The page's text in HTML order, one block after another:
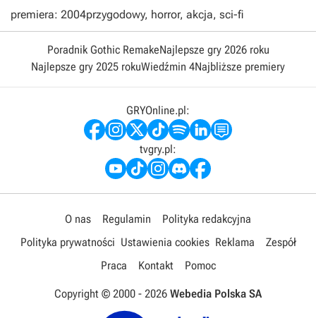
premiera: 2004przygodowy, horror, akcja, sci-fi
Poradnik Gothic RemakeNajlepsze gry 2026 roku
Najlepsze gry 2025 rokuWiedźmin 4Najbliższe premiery
GRYOnline.pl:
tvgry.pl:
O nas Regulamin
Polityka redakcyjna
Polityka prywatności Ustawienia cookies Reklama
Zespół
Praca
Kontakt Pomoc
Copyright © 2000 - 2026 Webedia Polska SA